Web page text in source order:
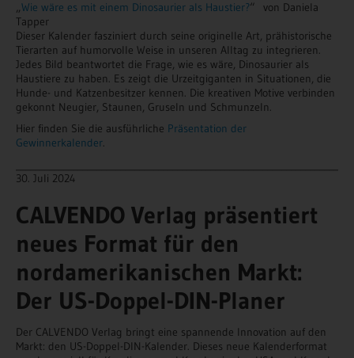
Wie wäre es mit einem Dinosaurier als Haustier?“ von Daniela
Tapper
Dieser Kalender fasziniert durch seine originelle Art, prähistorische
Tierarten auf humorvolle Weise in unseren Alltag zu integrieren.
Jedes Bild beantwortet die Frage, wie es wäre, Dinosaurier als
Haustiere zu haben. Es zeigt die Urzeitgiganten in Situationen, die
Hunde- und Katzenbesitzer kennen. Die kreativen Motive verbinden
gekonnt Neugier, Staunen, Gruseln und Schmunzeln.
Hier finden Sie die ausführliche Präsentation der
Gewinnerkalender
30. Juli 2024
CALVENDO Verlag präsentiert
neues Format für den
nordamerikanischen Markt:
Der US-Doppel-DIN-Planer
Der CALVENDO Verlag bringt eine spannende Innovation auf den
Markt: den US-Doppel-DIN-Kalender. Dieses neue Kalenderformat